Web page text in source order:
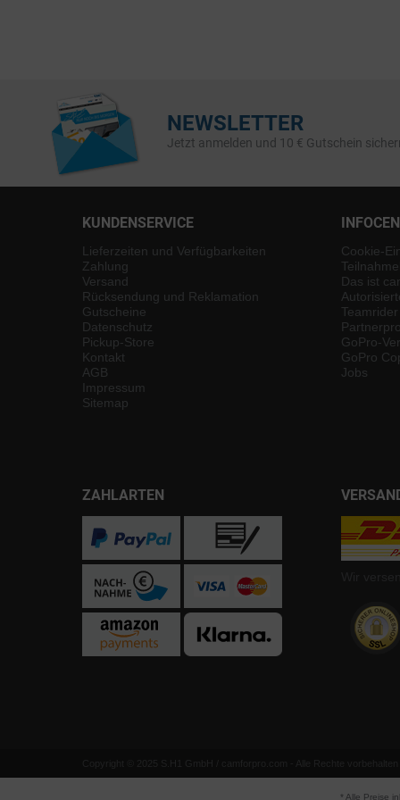
NEWSLETTER
Jetzt anmelden und 10 € Gutschein
KUNDENSERVICE
Lieferzeiten und Verfügbarkeiten
Zahlung
Versand
Rücksendung und Reklamation
Gutscheine
Datenschutz
Pickup-Store
Kontakt
AGB
Impressum
Sitemap
Cookie-
Das ist
Teamrider
GoPro-
GoPro
Jobs
ZAHLARTEN
Copyright © 2025 S.H1 GmbH / camforpro.com - Alle Rechte vorbehalten
* Alle Preise